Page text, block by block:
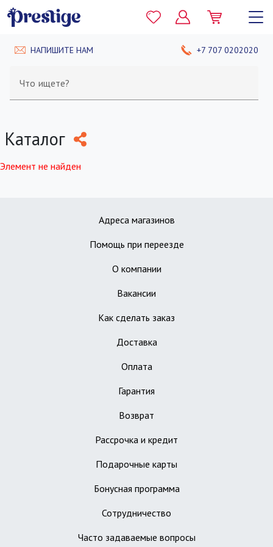
НАПИШИТЕ НАМ +7 707 0202020
Что ищете?
Каталог
Элемент не найден
Адреса магазинов
Помощь при переезде
О компании
Вакансии
Как сделать заказ
Доставка
Оплата
Гарантия
Возврат
Рассрочка и кредит
Подарочные карты
Бонусная программа
Сотрудничество
Часто задаваемые вопросы